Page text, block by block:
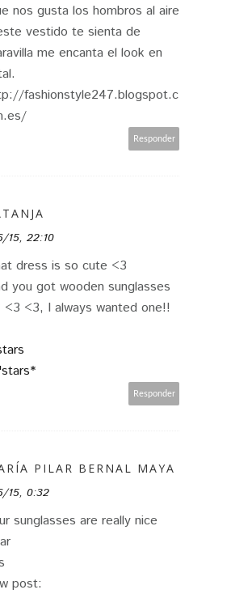
nos gusta los hombros al aire
vestido te sienta de
me encanta el look en
fashionstyle247.blogspot.c
Responder
15, 22:10
dress is so cute <3
you got wooden sunglasses
<3 <3, I always wanted one!!
Responder
PILAR BERNAL MAYA
15, 0:32
sunglasses are really nice
post: